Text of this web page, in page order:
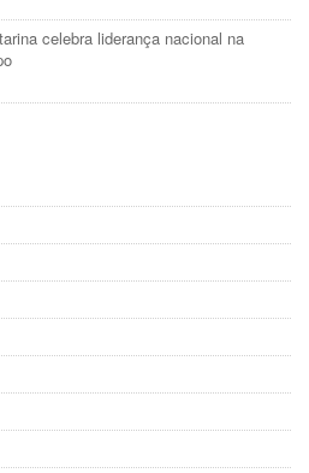
celebra liderança nacional na